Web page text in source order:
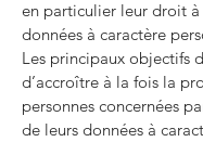
en particulier leur droit
données à caractère
Les principaux objectifs
d’accroître à la fois la
personnes concernées
de leurs données à